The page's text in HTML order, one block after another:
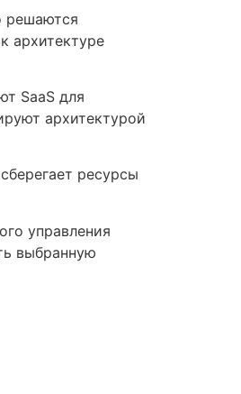
решаются
архитектуре
SaaS для
архитектурой
ресурсы
управления
выбранную